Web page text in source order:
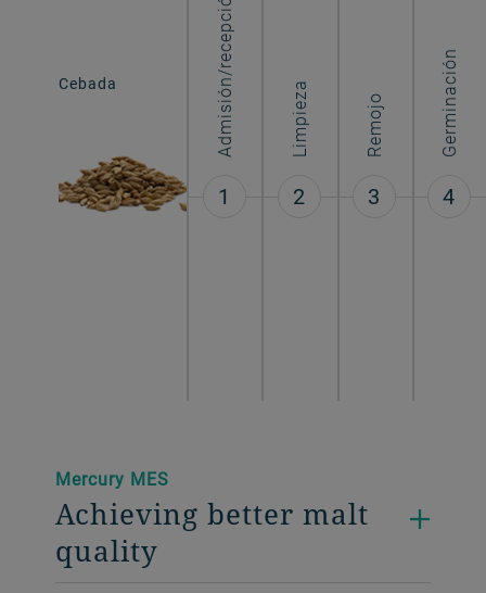
Cebada Admisión/recepción
1
Limpieza
2
Remojo
3
Germinación
4
Mercury MES
Achieving better malt
quality